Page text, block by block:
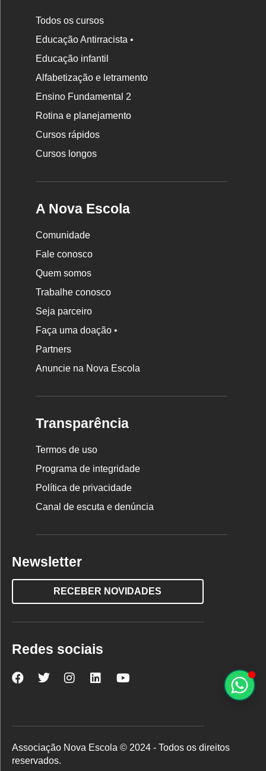
Todos os cursos
Educação Antirracista •
Educação infantil
Alfabetização e letramento
Ensino Fundamental 2
Rotina e planejamento
Cursos rápidos
Cursos longos
A Nova Escola
Comunidade
Fale conosco
Quem somos
Trabalhe conosco
Seja parceiro
Faça uma doação •
Partners
Anuncie na Nova Escola
Transparência
Termos de uso
Programa de integridade
Política de privacidade
Canal de escuta e denúncia
Newsletter
RECEBER NOVIDADES
Redes sociais
Nova
Facebook
Nova
Twitter
Nova
Instagram
Nova
LinkedInYouTube
Associação Nova Escola © 2024 - Todos os direitos
reservados.